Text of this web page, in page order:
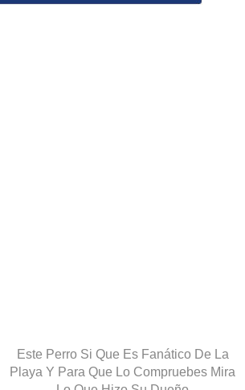
Este Perro Si Que Es Fanático De La
Playa Y Para Que Lo Compruebes Mira